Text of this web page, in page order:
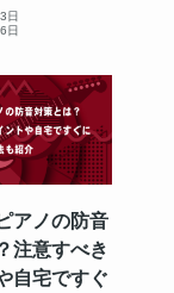
日
日
アノの防音
注意すべき
自宅ですぐ